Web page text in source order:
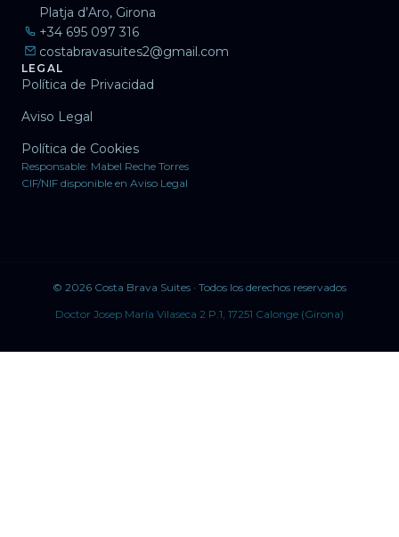
Platja d’Aro, Girona
+34 695 097 316
costabravasuites2@gmail.com
LEGAL
Política de Privacidad
Aviso Legal
Política de Cookies
Responsable: Mabel Reche Torres
CIF/NIF disponible en Aviso Legal
© 2026 Costa Brava Suites · Todos los derechos reservados
Doctor Josep María Vilaseca 2 P.1, 17251 Calonge (Girona)